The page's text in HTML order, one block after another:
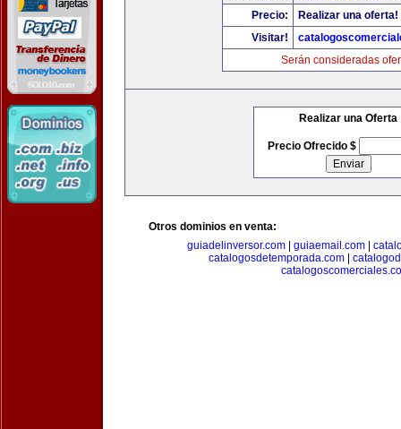
Precio:
Realizar una oferta!
Visitar!
Serán consideradas
Realizar una Oferta
Precio Ofrecido $
Otros dominios en venta:
guiadelinversor.com| guiaemail.com|
catalogosdetemporada.com|